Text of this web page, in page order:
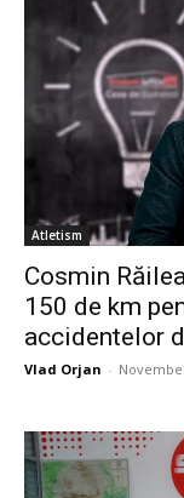
Atletism
Cosmin
150 de km
accidentelor
Vlad Orjan -